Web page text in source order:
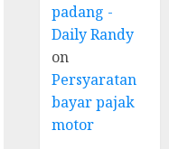
padang -
Daily Randy
on
Persyaratan
bayar pajak
motor